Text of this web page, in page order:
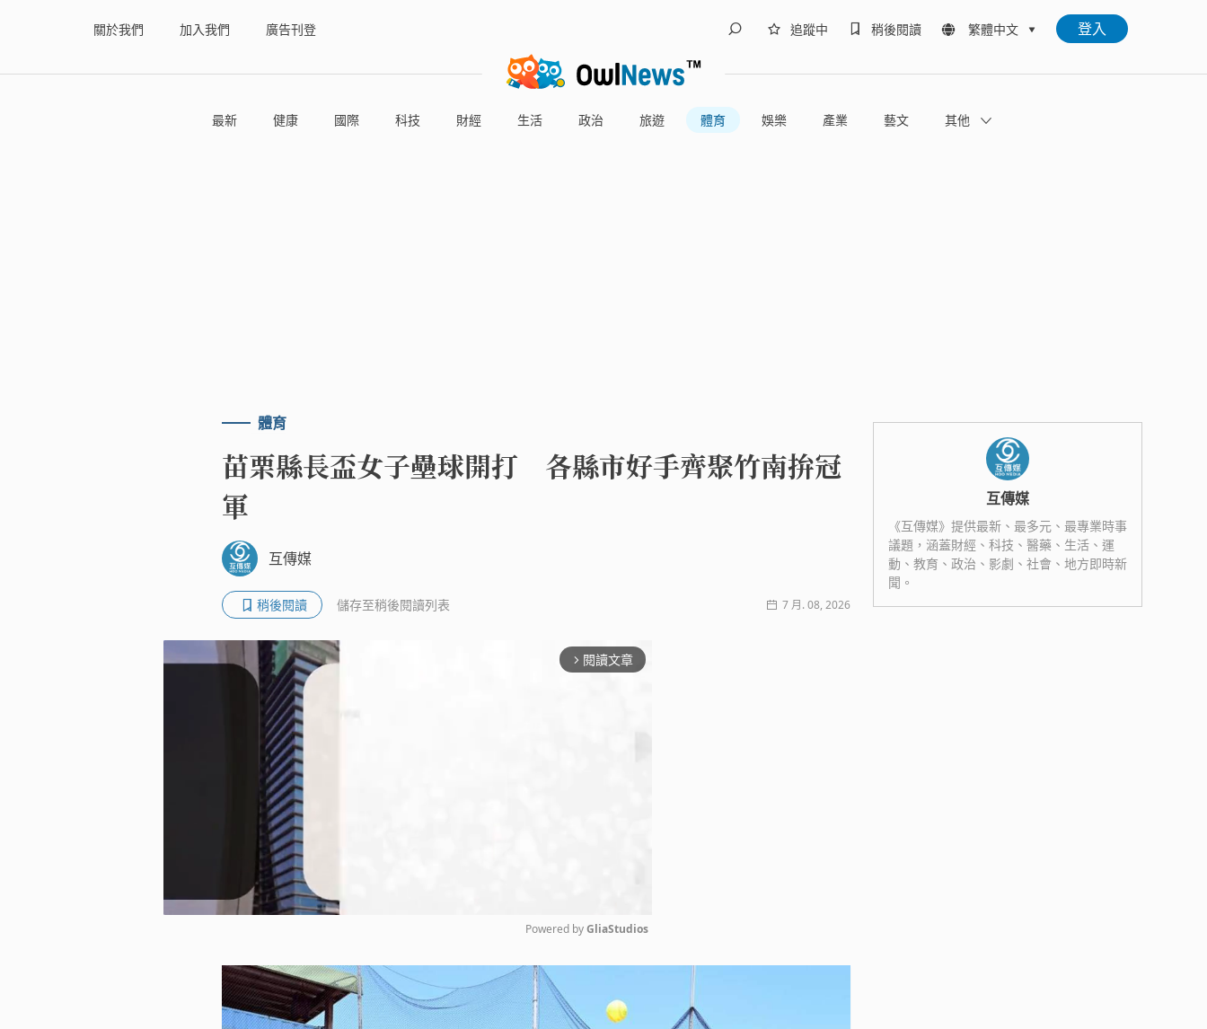
關於我們 加入我們 廣告刊登 追蹤中 稍後閱讀 繁體中文 登入
最新 健康 國際 科技 財經 生活 政治 旅遊 體育 娛樂 產業 藝文 其他
體育
苗栗縣長盃女子壘球開打 各縣市好手齊聚竹南拚冠
軍
互傳媒
稍後閱讀 儲存至稍後閱讀列表 7 月. 08, 2026
arrow_forward_ios 閱讀文章
Powered by GliaStudios
互傳媒
《互傳媒》提供最新、最多元、最專業時事
議題，涵蓋財經、科技、醫藥、生活、運
動、教育、政治、影劇、社會、地方即時新
聞。